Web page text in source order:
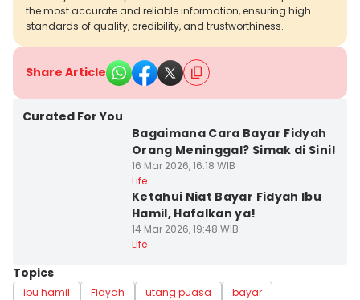
the most accurate and reliable information, ensuring high
standards of quality, credibility, and trustworthiness.
Share Article
Curated For You
Bagaimana Cara Bayar Fidyah
Orang Meninggal? Simak di Sini!
16 Mar 2026, 16:18 WIB
Life
Ketahui Niat Bayar Fidyah Ibu
Hamil, Hafalkan ya!
14 Mar 2026, 19:48 WIB
Life
Topics
ibu hamil Fidyah utang puasa
bayar